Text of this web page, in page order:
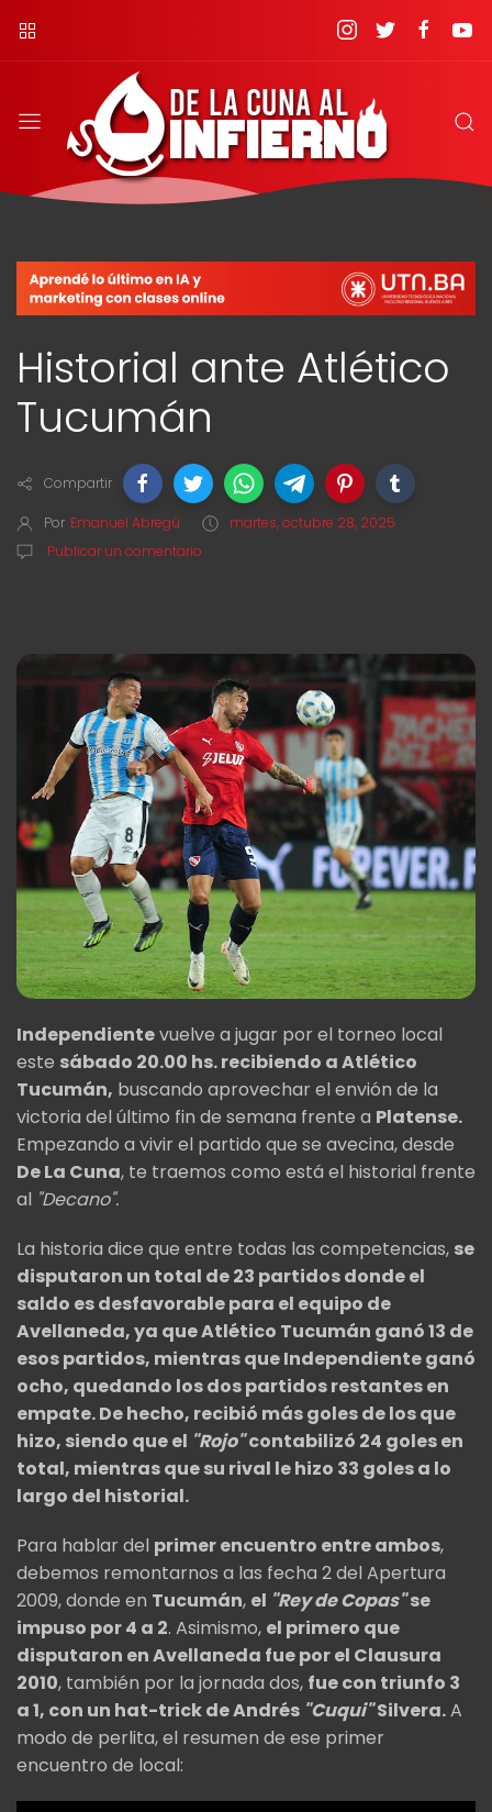
Historial ante Atlético
Tucumán
Compartir
Por Emanuel Abregú
martes, octubre 28, 2025
Publicar un comentario
Independientevuelve a jugar por el torneo local
este sábado 20.00 hs. recibiendo a Atlético
Tucumán, buscando aprovechar el envión de la
victoria del último fin de semana frente a Platense.
Empezando a vivir el partido que se avecina, desde
De La Cuna, te traemos como está el historial frente
al "Decano".
La historia dice que entre todas las competencias, se
disputaron un total de 23 partidos donde el
saldo es desfavorable para el equipo de
Avellaneda, ya que Atlético Tucumán ganó 13 de
esos partidos, mientras que Independiente ganó
ocho, quedando los dos partidos restantes en
empate. De hecho, recibió más goles de los que
hizo, siendo que el "Rojo"contabilizó 24 goles en
total, mientras que su rival le hizo 33 goles a lo
largo del historial.
Para hablar del primer encuentro entre ambos,
debemos remontarnos a las fecha 2 del Apertura
2009, donde en Tucumán, el "Rey de Copas"se
impuso por 4 a 2. Asimismo, el primero que
disputaron en Avellaneda fue por el Clausura
2010, también por la jornada dos, fue con triunfo 3
a 1, con un hat-trick de Andrés "Cuqui"Silvera.A
modo de perlita, el resumen de ese primer
encuentro de local: